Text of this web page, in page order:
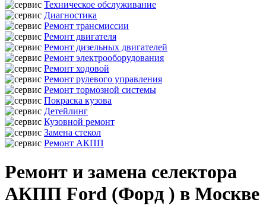
Техническое обслуживание
Диагностика
Ремонт трансмиссии
Ремонт двигателя
Ремонт дизельных двигателей
Ремонт электрооборудования
Ремонт ходовой
Ремонт рулевого управления
Ремонт тормозной системы
Покраска кузова
Детейлинг
Кузовной ремонт
Замена стекол
Ремонт АКПП
Ремонт и замена селектора
АКПП Ford (Форд ) в Москве